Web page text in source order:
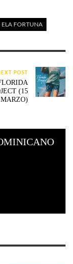
ELA FORTUNA
POST
(15
MARZO)